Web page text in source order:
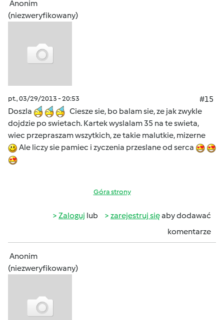
Anonim
(niezweryfikowany)
pt., 03/29/2013 - 20:53
#15
Doszla
Ciesze sie, bo balam sie, ze jak zwykle
dojdzie po swietach. Kartek wyslalam 35 na te swieta,
wiec przepraszam wszytkich, ze takie malutkie, mizerne
Ale liczy sie pamiec i zyczenia przeslane od serca
Góra strony
Zaloguj lub zarejestruj sięaby dodawać
komentarze
Anonim
(niezweryfikowany)